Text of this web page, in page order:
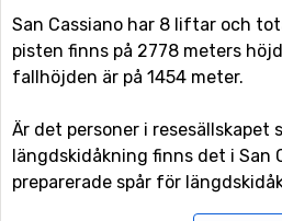
San Cassiano har 8 liftar och
pisten finns på 2778 meters
fallhöjden är på 1454 meter.
Är det personer i resesällskapet
längdskidåkning finns det i San
preparerade spår för